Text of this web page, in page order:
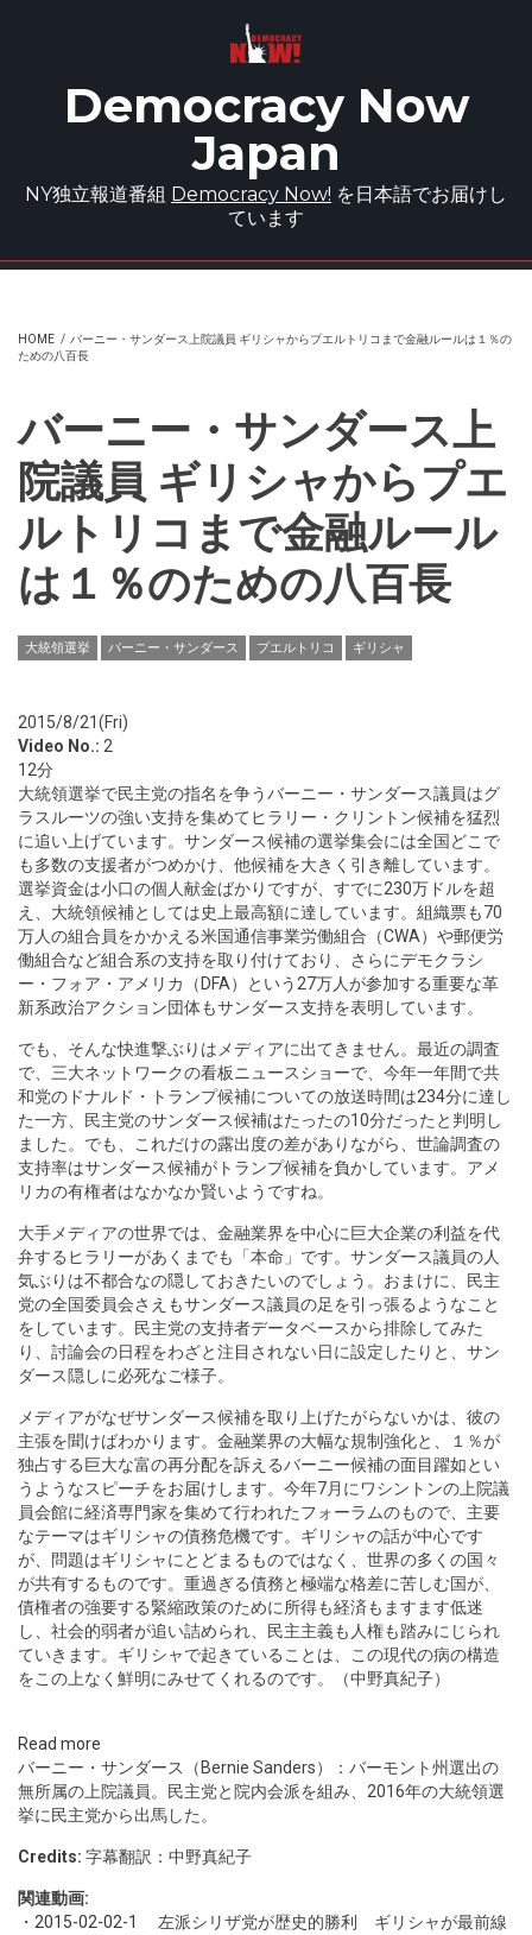
Democracy Now
Japan
NY独立報道番組 Democracy Now! を日本語でお届けし
ています
HOME / バーニー・サンダース上院議員 ギリシャからプエルトリコまで金融ルールは１％の
ための八百長
バーニー・サンダース上
院議員 ギリシャからプエ
ルトリコまで金融ルール
は１％のための八百長
大統領選挙 バーニー・サンダース プエルトリコ ギリシャ
2015/8/21(Fri)
Video No.: 2
12分
大統領選挙で民主党の指名を争うバーニー・サンダース議員はグ
ラスルーツの強い支持を集めてヒラリー・クリントン候補を猛烈
に追い上げています。サンダース候補の選挙集会には全国どこで
も多数の支援者がつめかけ、他候補を大きく引き離しています。
選挙資金は小口の個人献金ばかりですが、すでに230万ドルを超
え、大統領候補としては史上最高額に達しています。組織票も70
万人の組合員をかかえる米国通信事業労働組合（CWA）や郵便労
働組合など組合系の支持を取り付けており、さらにデモクラシ
ー・フォア・アメリカ（DFA）という27万人が参加する重要な革
新系政治アクション団体もサンダース支持を表明しています。
でも、そんな快進撃ぶりはメディアに出てきません。最近の調査
で、三大ネットワークの看板ニュースショーで、今年一年間で共
和党のドナルド・トランプ候補についての放送時間は234分に達し
た一方、民主党のサンダース候補はたったの10分だったと判明し
ました。でも、これだけの露出度の差がありながら、世論調査の
支持率はサンダース候補がトランプ候補を負かしています。アメ
リカの有権者はなかなか賢いようですね。
大手メディアの世界では、金融業界を中心に巨大企業の利益を代
弁するヒラリーがあくまでも「本命」です。サンダース議員の人
気ぶりは不都合なの隠しておきたいのでしょう。おまけに、民主
党の全国委員会さえもサンダース議員の足を引っ張るようなこと
をしています。民主党の支持者データベースから排除してみた
り、討論会の日程をわざと注目されない日に設定したりと、サン
ダース隠しに必死なご様子。
メディアがなぜサンダース候補を取り上げたがらないかは、彼の
主張を聞けばわかります。金融業界の大幅な規制強化と、１％が
独占する巨大な富の再分配を訴えるバーニー候補の面目躍如とい
うようなスピーチをお届けします。今年7月にワシントンの上院議
員会館に経済専門家を集めて行われたフォーラムのもので、主要
なテーマはギリシャの債務危機です。ギリシャの話が中心です
が、問題はギリシャにとどまるものではなく、世界の多くの国々
が共有するものです。重過ぎる債務と極端な格差に苦しむ国が、
債権者の強要する緊縮政策のために所得も経済もますます低迷
し、社会的弱者が追い詰められ、民主主義も人権も踏みにじられ
ていきます。ギリシャで起きていることは、この現代の病の構造
をこの上なく鮮明にみせてくれるのです。（中野真紀子）
Read more
バーニー・サンダース（Bernie Sanders）：バーモント州選出の
無所属の上院議員。民主党と院内会派を組み、2016年の大統領選
挙に民主党から出馬した。
Credits: 字幕翻訳：中野真紀子
関連動画:
・ 2015-02-02-1
左派シリザ党が歴史的勝利 ギリシャが最前線